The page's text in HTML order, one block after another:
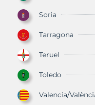
Soria
Tarragona
Teruel
Toledo
Valencia/